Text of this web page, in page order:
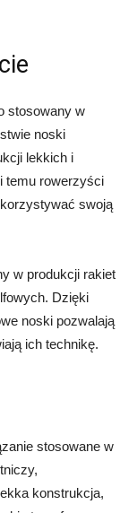
stosowany w
noski
lekkich i
temu rowerzyści
swoją
w produkcji rakiet
Dzięki
noski pozwalają
ich technikę.
stosowane w
konstrukcja,